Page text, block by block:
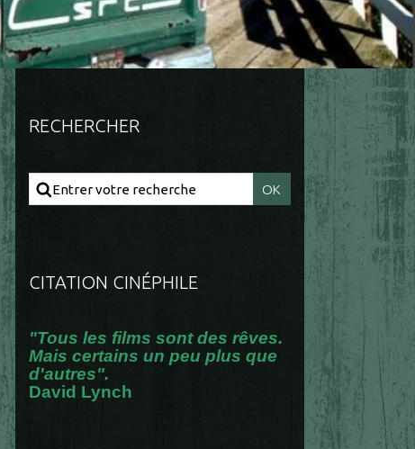
RECHERCHER
CITATION CINÉPHILE
"Tous les films sont des rêves.
Mais certains un peu plus que
d'autres".
David Lynch